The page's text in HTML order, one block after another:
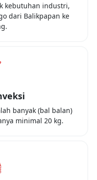
kebutuhan industri,
dari Balikpapan ke
.
banyak (bal balan)
minimal 20 kg.